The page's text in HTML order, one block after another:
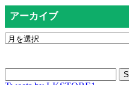
アーカイブ